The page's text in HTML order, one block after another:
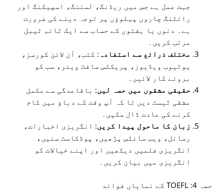
جہت عمل ہے جس میں ریڈنگ، لسننگ، اسپیکنگ اور
رائٹنگ چاروں پہلوؤں پر توجہ دینے کی ضرورت
ہے۔ دنوں یا ہفتوں کے حساب سے ایک ٹائم ٹیبل
مرتب کریں۔
مختلف ذرائع سے استفادہ : کتب، آن لائن کورسز،
یوٹیوب ویڈیوز، پریکٹس سافٹ ویئر، سب کو
بروئے کار لائیں۔
حقیقی مشقوں میں حصہ لیں: باقاعدگی سے مکمل
مشقی ٹیسٹ دیں تا کہ آپ وقت کے دباؤ میں کام
کرنے کی عادت ڈال سکیں۔
زبان کا ماحول پیدا کریں: انگریزی اخبارات،
رسائل، ویب سائٹس پڑھیں، پوڈکاسٹ سنیں،
انگریزی فلمیں دیکھیں اور اپنے خیالات کو
انگریزی میں بیان کریں۔
حصہ 4: TOEFL کے نمایاں فوائد